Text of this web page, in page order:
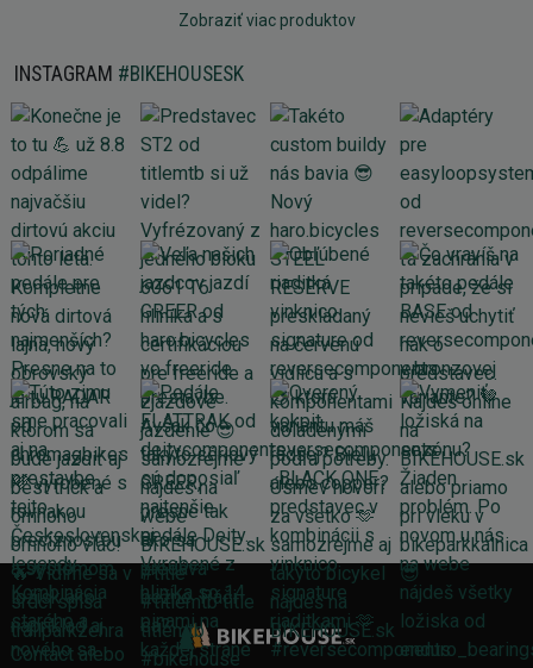
Zobraziť viac produktov
INSTAGRAM #BIKEHOUSESK